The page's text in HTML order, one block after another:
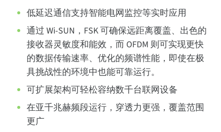
低延迟通信支持智能电网监控等实时应用
通过 Wi-SUN，FSK 可确保远距离覆盖、出色的
接收器灵敏度和能效，而 OFDM 则可实现更快
的数据传输速率、优化的频谱性能，即使在极
具挑战性的环境中也能可靠运行。
可扩展架构可轻松容纳数千台联网设备
在亚千兆赫频段运行，穿透力更强，覆盖范围
更广